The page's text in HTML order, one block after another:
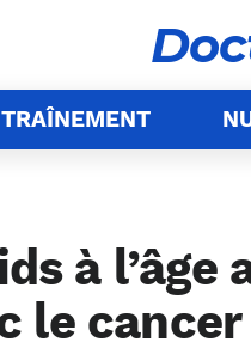
à l’âge
le cancer